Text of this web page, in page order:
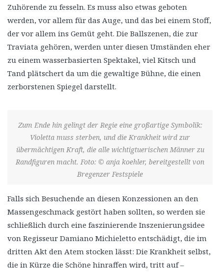
Zuhörende zu fesseln. Es muss also etwas geboten
werden, vor allem für das Auge, und das bei einem Stoff,
der vor allem ins Gemüt geht. Die Ballszenen, die zur
Traviata gehören, werden unter diesen Umständen eher
zu einem wasserbasierten Spektakel, viel Kitsch und
Tand plätschert da um die gewaltige Bühne, die einen
zerborstenen Spiegel darstellt.
Zum Ende hin gelingt der Regie eine großartige Symbolik:
Violetta muss sterben, und die Krankheit wird zur
übermächtigen Kraft, die alle wichtigtuerischen Männer zu
Randfiguren macht. Foto: © anja koehler, bereitgestellt von
Bregenzer Festspiele
Falls sich Besuchende an diesen Konzessionen an den
Massengeschmack gestört haben sollten, so werden sie
schließlich durch eine faszinierende Inszenierungsidee
von Regisseur Damiano Michieletto entschädigt, die im
dritten Akt den Atem stocken lässt: Die Krankheit selbst,
die in Kürze die Schöne hinraffen wird, tritt auf –